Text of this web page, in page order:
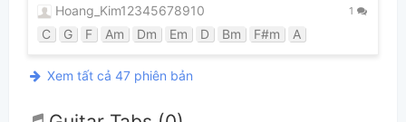
Hoang_Kim12345678910 1
C G F Am Dm Em D Bm F#m A
Xem tất cả 47 phiên bản